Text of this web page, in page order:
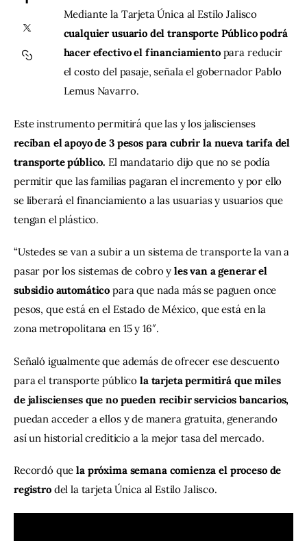
Contacto
Mediante la Tarjeta Única al Estilo Jalisco
cualquier usuario del transporte Público podrá
hacer efectivo el financiamiento para reducir
el costo del pasaje, señala el gobernador Pablo
Lemus Navarro.
Este instrumento permitirá que las y los jaliscienses
reciban el apoyo de 3 pesos para cubrir la nueva tarifa del
transporte público. El mandatario dijo que no se podía
permitir que las familias pagaran el incremento y por ello
se liberará el financiamiento a las usuarias y usuarios que
tengan el plástico.
“Ustedes se van a subir a un sistema de transporte la van a
pasar por los sistemas de cobro y les van a generar el
subsidio automático para que nada más se paguen once
pesos, que está en el Estado de México, que está en la
zona metropolitana en 15 y 16″.
Señaló igualmente que además de ofrecer ese descuento
para el transporte público la tarjeta permitirá que miles
de jaliscienses que no pueden recibir servicios bancarios,
puedan acceder a ellos y de manera gratuita, generando
así un historial crediticio a la mejor tasa del mercado.
Recordó que la próxima semana comienza el proceso de
registro del la tarjeta Única al Estilo Jalisco.